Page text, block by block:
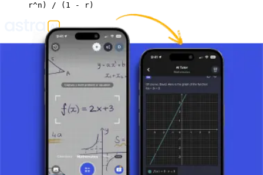
r^n) / (1 - r)
Machen Sie ein Foto von Ihrer Aufgabe und nutzen Sie den KI-
Einführung in Folgen
Arithmetische Folge
Geometrische Folge